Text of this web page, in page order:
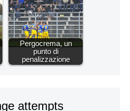
Pergocrema, un
punto di
penalizzazione